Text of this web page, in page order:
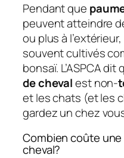
Pendant que
peuvent atteindre
ou plus à
souvent cultivés
bonsaï. L’ASPCA dit
de chevalest non-
et les chats (et les
gardez un chez
Combien coûte
cheval?